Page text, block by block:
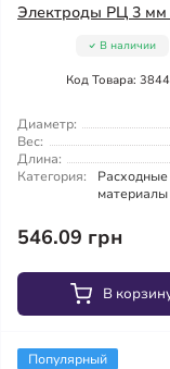
Электроды РЦ 3 мм
В наличии
Код Товара:
Диаметр:
Вес:
Длина:
Категория:
Расходные
материалы
546.09 грн
В
Популярный